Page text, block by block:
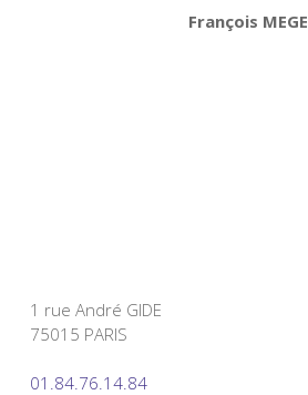
François MEGE
1 rue André GIDE
75015 PARIS
01.84.76.14.84